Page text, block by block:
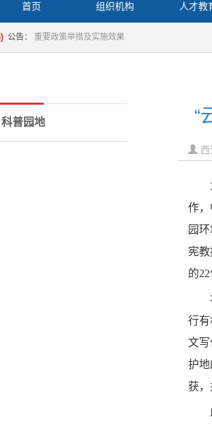
首页 组织机构 人才教
公告： 重要政策举措及实施效果
科普园地 “
作
园
宪
的
行
文
护
获，